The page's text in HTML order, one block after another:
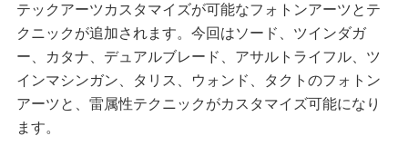
テックアーツカスタマイズが可能なフォトンアーツとテ
クニックが追加されます。今回はソード、ツインダガ
ー、カタナ、デュアルブレード、アサルトライフル、ツ
インマシンガン、タリス、ウォンド、タクトのフォトン
アーツと、雷属性テクニックがカスタマイズ可能になり
ます。